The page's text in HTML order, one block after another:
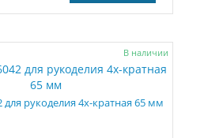
В наличии
для рукоделия 4х-кратная 65 мм